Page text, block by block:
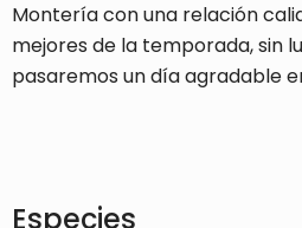
Montería con una relación
mejores de la temporada, sin
pasaremos un día agradable
Especies